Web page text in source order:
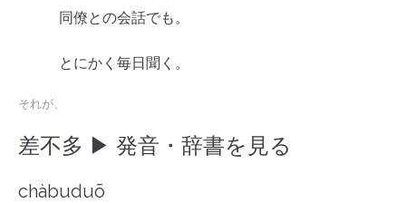
同僚との会話でも。
とにかく毎日聞く。
それが、
差不多 ▶ 発音・辞書を見る
chàbuduō